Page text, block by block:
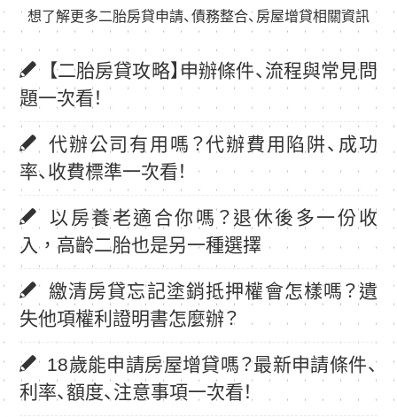
想了解更多二胎房貸申請、債務整合、房屋增貸相關資訊
【二胎房貸攻略】申辦條件、流程與常見問
題一次看！
代辦公司有用嗎？代辦費用陷阱、成功
率、收費標準一次看！
以房養老適合你嗎？退休後多一份收
入，高齡二胎也是另一種選擇
繳清房貸忘記塗銷抵押權會怎樣嗎？遺
失他項權利證明書怎麼辦？
18歲能申請房屋增貸嗎？最新申請條件、
利率、額度、注意事項一次看！